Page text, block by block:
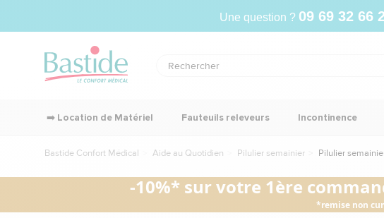
Une question ? 09 69 32 66
➡️ Location de Matériel Fauteuils releveurs Incontinence
Bastide Confort Médical Aide au Quotidien Pilulier semainier Pilulier
-10%* sur votre 1ère
*remise non